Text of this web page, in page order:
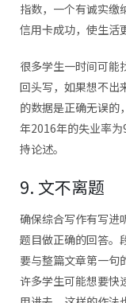
指数，一个有诚实缴
信用卡成功，使生活
很多学生一时间可能
回头写，如果想不出
的数据是正确无误的
年2016年的失业率
持论述。
9. 文不离题
确保综合写作有写进
题目做正确的回答。
要与整篇文章第一句
许多学生可能想要快